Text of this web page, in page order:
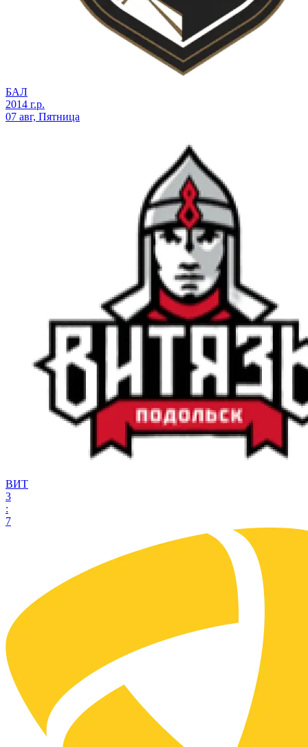
БАЛ
2014 г.р.
07 авг, Пятница
ВИТ
3
:
7